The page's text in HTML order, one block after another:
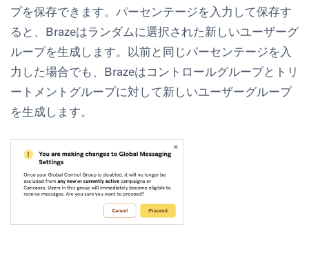
プを保存できます。パーセンテージを入力して保存す
ると、Brazeはランダムに選択された新しいユーザーグ
ループを生成します。以前と同じパーセンテージを入
力した場合でも、Brazeはコントロールグループとトリ
ートメントグループに対して新しいユーザーグループ
を生成します。